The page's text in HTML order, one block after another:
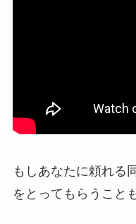
もしあなたに頼れる
をとってもらうこと